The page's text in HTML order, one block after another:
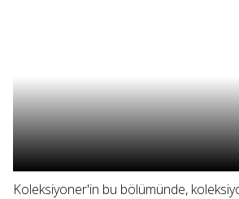
Koleksiyoner'in bu bölümünde,